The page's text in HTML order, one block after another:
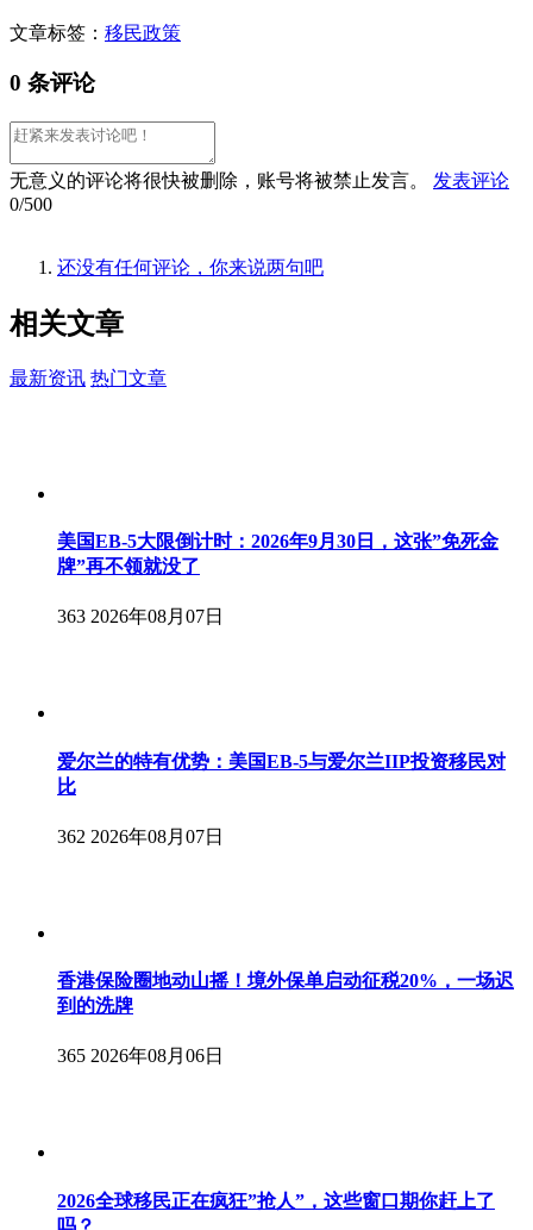
文章标签： 移民政策
0 条评论
无意义的评论将很快被删除，账号将被禁止发言。
发表评论
0/500
还没有任何评论，你来说两句吧
相关文章
最新资讯 热门文章
美国EB-5大限倒计时：2026年9月30日，这张”免死金
牌”再不领就没了
363 2026年08月07日
爱尔兰的特有优势：美国EB-5与爱尔兰IIP投资移民对
比
362 2026年08月07日
香港保险圈地动山摇！境外保单启动征税20%，一场迟
到的洗牌
365 2026年08月06日
2026全球移民正在疯狂”抢人”，这些窗口期你赶上了
吗？